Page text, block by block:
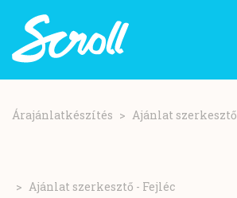
tartalomra
Árajánlatkészítés Ajánlat szerkesztő
Ajánlat szerkesztő - Fejléc